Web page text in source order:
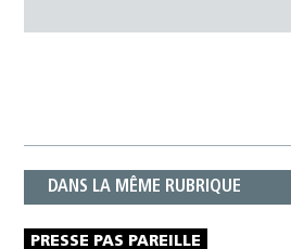
DANS LA MÊME RUBRIQUE
PRESSE PAS PAREILLE